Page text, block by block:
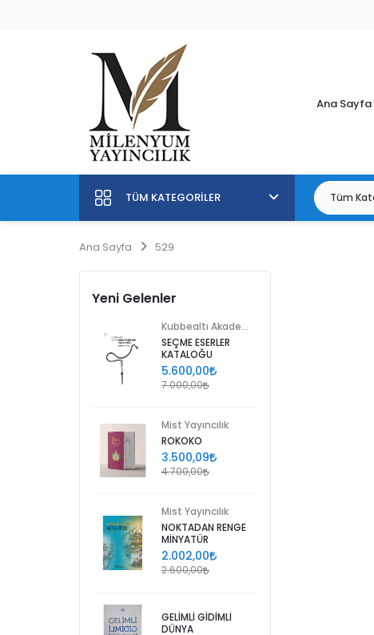
Ana Sayfa
TÜM KATEGORILER
Ana Sayfa 529
Yeni Gelenler
SEÇME ESERLER
KATALOĞU
5.600,00
7.000,00
Mist Yayıncılık
ROKOKO
3.500,09
4.700,00
Mist Yayıncılık
NOKTADAN RENGE
MİNYATÜR
2.002,00
2.600,00
GELİMLİ GİDİMLİ
DÜNYA